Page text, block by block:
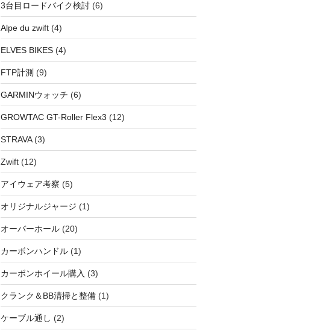
3台目ロードバイク検討(6)
Alpe du zwift(4)
ELVES BIKES(4)
FTP計測 (9)
GARMINウォッチ (6)
GROWTAC GT-Roller Flex3 (12)
STRAVA(3)
Zwift(12)
アイウェア考察 (5)
オリジナルジャージ (1)
オーバーホール(20)
カーボンハンドル(1)
カーボンホイール購入 (3)
クランク＆BB清掃と整備(1)
ケーブル通し (2)